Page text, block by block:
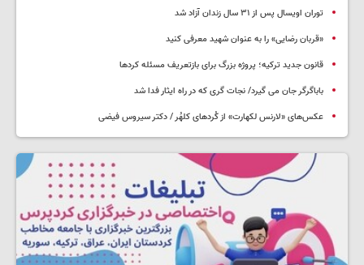
توران اویسال پس از ۳۱ سال زندان آزاد شد
«قربان رضایی» را به عنوان شهید معرفی کنید
قانون جدید ترکیه؛ پروژه بزرگ‌ برای بازتعریف مسئله کردها
باباگرگر جان می گیرد/ نجات گری که در راه ایثار فدا شد
عکس‌های «لارنس لکهارت» از کُردهای کلهُر / دکتر سیروس فیضی